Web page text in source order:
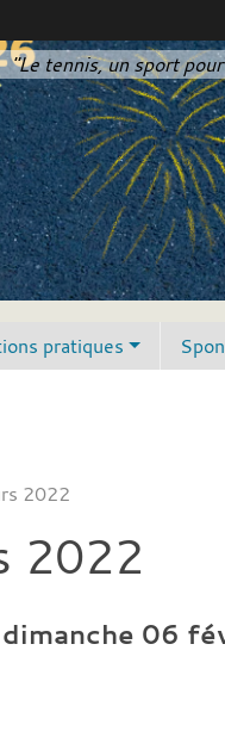
"Le tennis, un sport
pratiques
2022
2022
dimanche 06